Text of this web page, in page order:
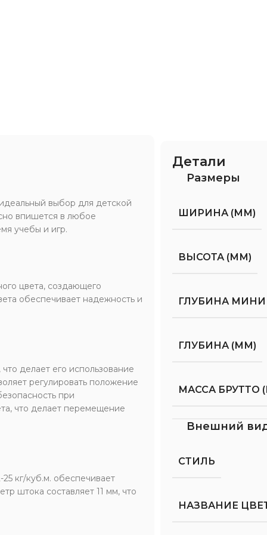
выбор для детской
впишется в любое
учебы и игр.
цвета, создающего
обеспечивает надежность и
делает его использование
регулировать положение
при
что делает перемещение
кг/куб.м. обеспечивает
штока составляет 11 мм, что
Детали
Размеры
ШИРИНА (ММ)
ВЫСОТА (ММ)
ГЛУБИНА
ГЛУБИНА (ММ)
МАССА БРУТТО
Внешний
СТИЛЬ
НАЗВАНИЕ